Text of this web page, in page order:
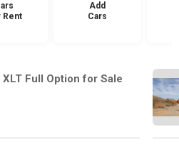
Rent
Add
Cars
Full Option for Sale